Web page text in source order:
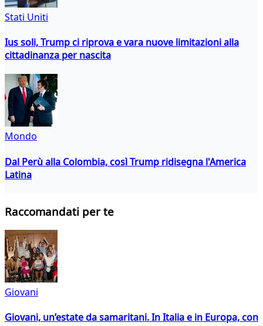
Stati Uniti
Ius soli, Trump ci riprova e vara nuove limitazioni alla
cittadinanza per nascita
Mondo
Dal Perù alla Colombia, così Trump ridisegna l'America
Latina
Raccomandati per te
Giovani
Giovani, un’estate da samaritani. In Italia e in Europa, con